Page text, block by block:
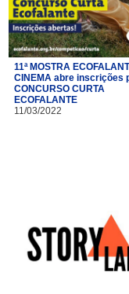
11ª MOSTRA
CINEMA abre inscrições
CONCURSO CURTA
ECOFALANTE
11/03/2022